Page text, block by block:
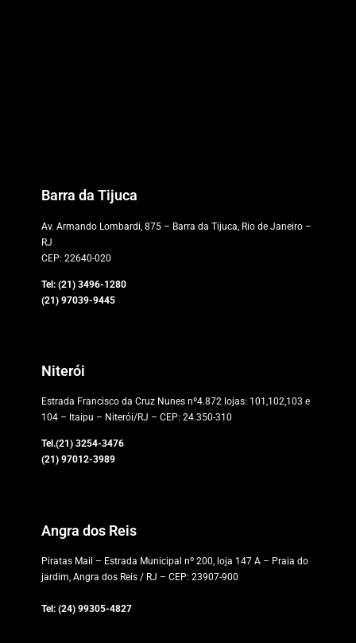
Barra da Tijuca
Av. Armando Lombardi, 875 – Barra da Tijuca, Rio de Janeiro –
RJ
CEP: 22640-020
Tel: (21) 3496-1280
(21)97039-9445
Niterói
Estrada Francisco da Cruz Nunes nº4.872 lojas: 101,102,103 e
104 – Itaipu – Niterói/RJ – CEP: 24.350-310
Tel.(21) 3254-3476
(21) 97012-3989
Angra dos Reis
Piratas Mail – Estrada Municipal nº 200, loja 147 A – Praia do
jardim, Angra dos Reis / RJ – CEP: 23907-900
Tel: (24) 99305-4827